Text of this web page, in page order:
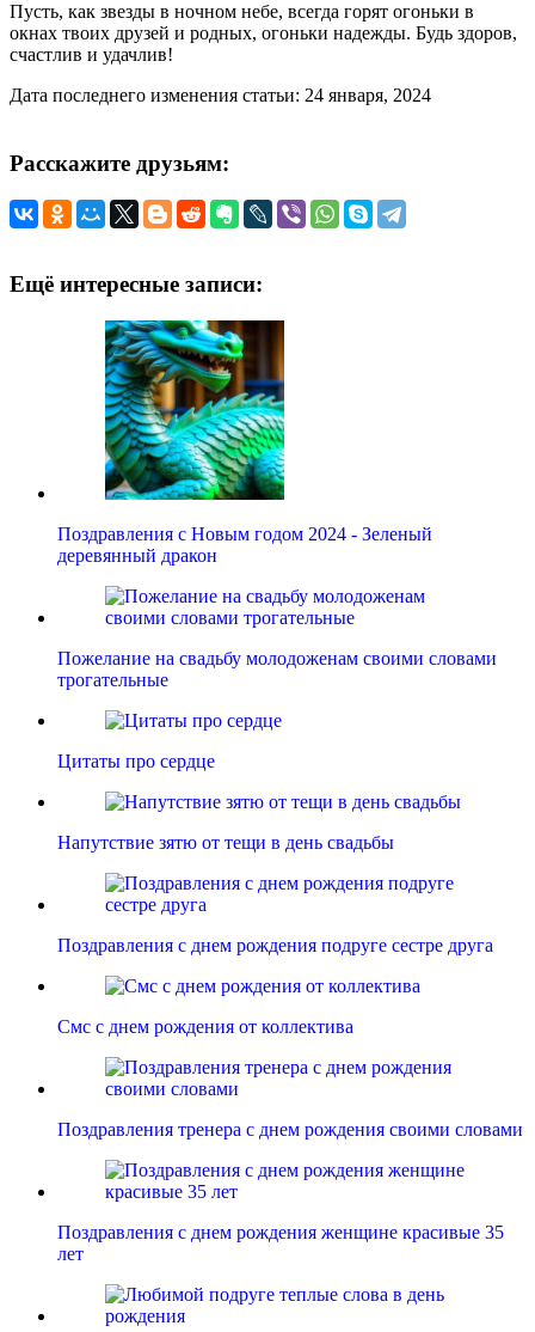
Пусть, как звезды в ночном небе, всегда горят огоньки в
окнах твоих друзей и родных, огоньки надежды. Будь здоров,
счастлив и удачлив!
Дата последнего изменения статьи: 24 января, 2024
Расскажите друзьям:
Ещё интересные записи:
Поздравления с Новым годом 2024 - Зеленый
деревянный дракон
Пожелание на свадьбу молодоженам своими словами
трогательные
Цитаты про сердце
Напутствие зятю от тещи в день свадьбы
Поздравления с днем рождения подруге сестре друга
Смс с днем рождения от коллектива
Поздравления тренера с днем рождения своими словами
Поздравления с днем рождения женщине красивые 35
лет